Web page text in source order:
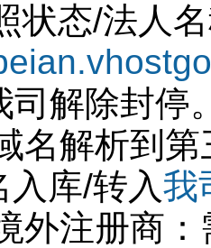
状态/法人
司解除封停
名解析到
库/转入我
外注册商